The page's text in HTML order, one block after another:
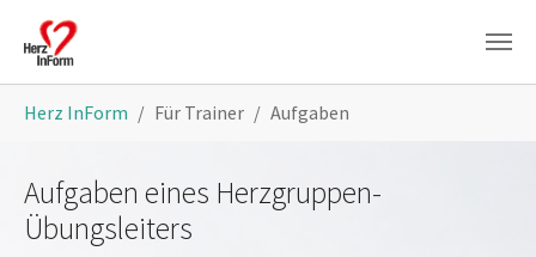
Skip to main content
Herz InForm Für Trainer Aufgaben
Aufgaben eines Herzgruppen-
Übungsleiters